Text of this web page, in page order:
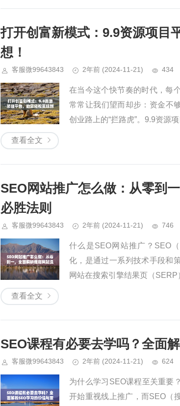
打开创富新模式：9.9资源项目
想！
客服微99643843 2年前 (2024-11-21) 434
在当今这个快节奏的时代，每
常常让我们望而却步：资金不
创业路上的“拦路虎”。9.9资源
查看全文
SEO网站推广怎么做：从零到
必胜法则
客服微99643843 2年前 (2024-11-21) 746
什么是SEO网站推广？SEO
化，是通过一系列技术手段和
网站在搜索引擎结果页（SERP
查看全文
SEO课程有必要去学吗？全面
客服微99643843 2年前 (2024-11-21) 624
为什么学习SEO课程至关重要
开始重视线上推广，而SEO（